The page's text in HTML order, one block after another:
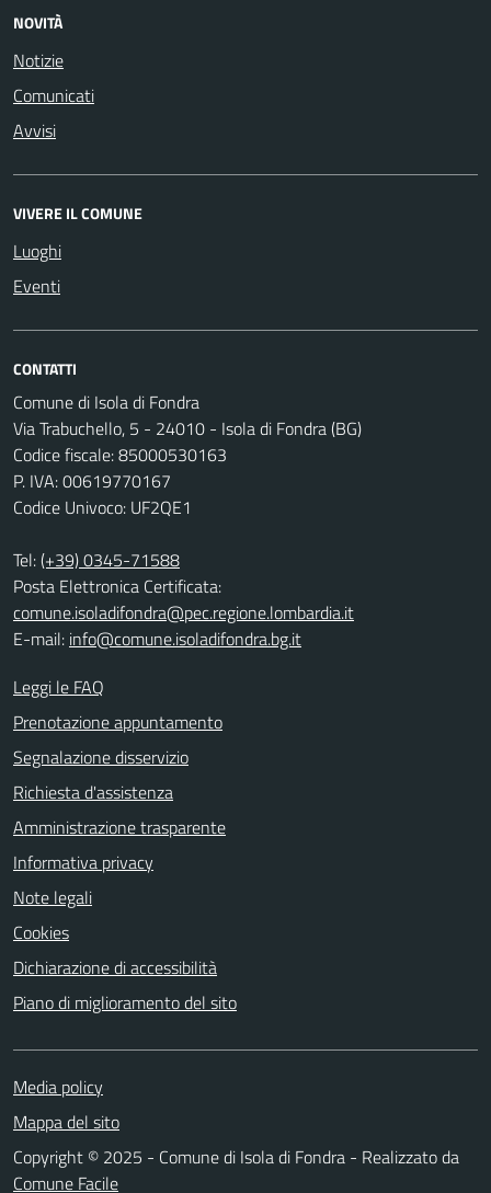
NOVITÀ
Notizie
Comunicati
Avvisi
VIVERE IL COMUNE
Luoghi
Eventi
CONTATTI
Comune di Isola di Fondra
Via Trabuchello, 5 - 24010 - Isola di Fondra (BG)
Codice fiscale: 85000530163
P. IVA: 00619770167
Codice Univoco: UF2QE1
Tel:(+39) 0345-71588
Posta Elettronica Certificata:
comune.isoladifondra@pec.regione.lombardia.it
E-mail: info@comune.isoladifondra.bg.it
Leggi le FAQ
Prenotazione appuntamento
Segnalazione disservizio
Richiesta d'assistenza
Amministrazione trasparente
Informativa privacy
Note legali
Cookies
Dichiarazione di accessibilità
Piano di miglioramento del sito
Media policy
Mappa del sito
Copyright © 2025 - Comune di Isola di Fondra - Realizzato da
Comune Facile